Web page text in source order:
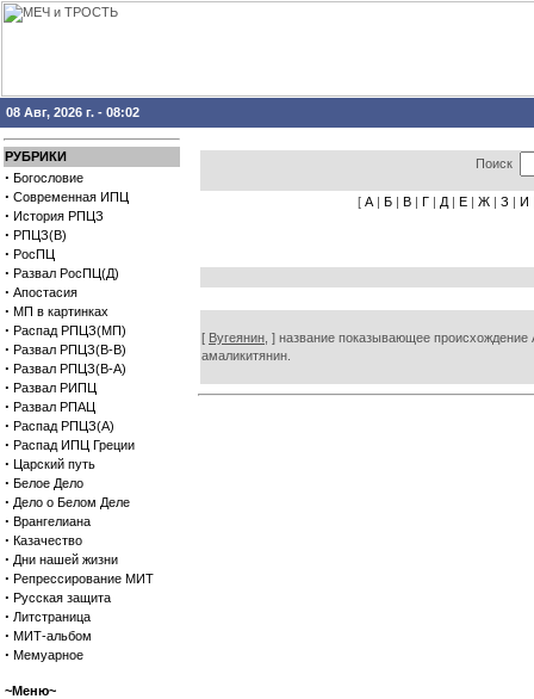
08 Авг, 2026 г. - 08:02
РУБРИКИ
· Богословие
· Современная ИПЦ
· История РПЦЗ
· РПЦЗ(В)
· РосПЦ
· Развал РосПЦ(Д)
· Апостасия
· МП в картинках
· Распад РПЦЗ(МП)
· Развал РПЦЗ(В-В)
· Развал РПЦЗ(В-А)
· Развал РИПЦ
· Развал РПАЦ
· Распад РПЦЗ(А)
· Распад ИПЦ Греции
· Царский путь
· Белое Дело
· Дело о Белом Деле
· Врангелиана
· Казачество
· Дни нашей жизни
· Репрессирование МИТ
· Русская защита
· Литстраница
· МИТ-альбом
· Мемуарное
~Меню~
Поиск
[ А | Б | В | Г | Д | Е | Ж | З | И
[ Вугеянин, ] название показывающее
амаликитянин.